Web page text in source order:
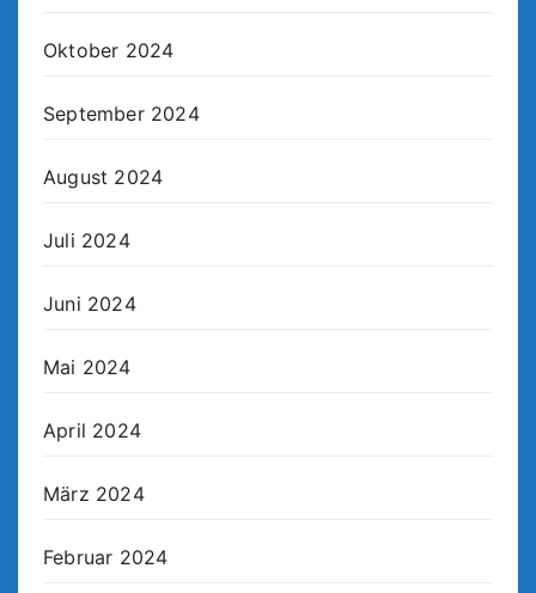
Oktober 2024
September 2024
August 2024
Juli 2024
Juni 2024
Mai 2024
April 2024
März 2024
Februar 2024